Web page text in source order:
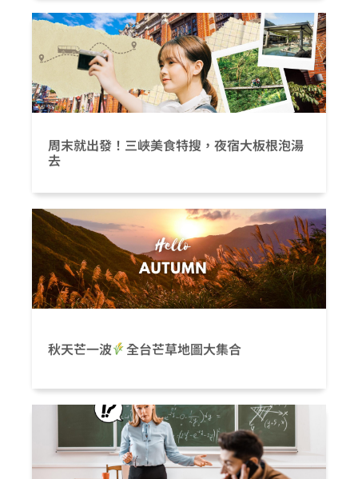
周末就出發！三峽美食特搜，夜宿大板根泡湯
去
秋天芒一波 全台芒草地圖大集合